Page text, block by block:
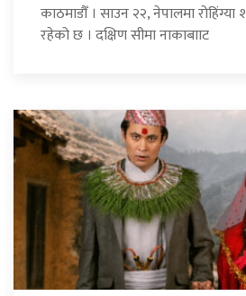
काठमाडौँ । साउन २२, नेपालमा
रहेको छ । दक्षिण सीमा नाकाबााट